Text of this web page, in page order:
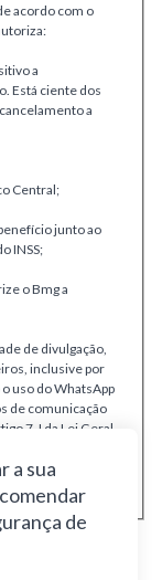
acordo com o
a
Está ciente dos
a
Central;
junto ao
INSS;
o Bmg a
de divulgação,
inclusive por
uso do WhatsApp
de comunicação
7, I da Lei Geral
(4002-7007
a sua
de